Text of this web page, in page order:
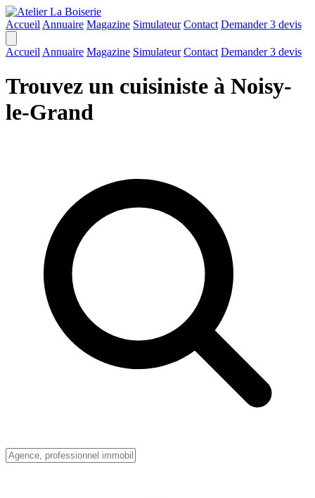
Accueil Annuaire Magazine Simulateur Contact Demander 3 devis
Accueil Annuaire Magazine Simulateur Contact Demander 3 devis
Trouvez un cuisiniste à Noisy-
le-Grand